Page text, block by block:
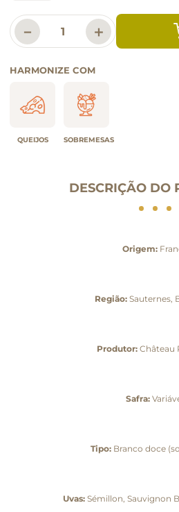
＋
－
HARMONIZE COM
QUEIJOS SOBREMESAS
DESCRIÇÃO DO
Origem:
Região: Sauternes,
Produtor:Château
Safra:
Tipo:Branco doce
Uvas:Sémillon, Sauvignon